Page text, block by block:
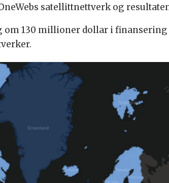
satellittnettverk og
130 millioner dollar i finansering